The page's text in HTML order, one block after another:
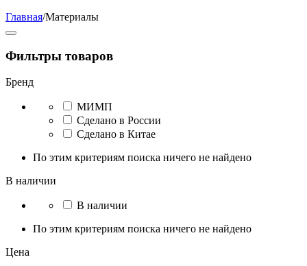
Главная/Материалы
Фильтры товаров
Бренд
МИМП
Сделано в России
Сделано в Китае
По этим критериям поиска ничего не найдено
В наличии
В наличии
По этим критериям поиска ничего не найдено
Цена